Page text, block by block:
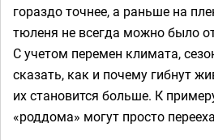
гораздо точнее, а раньше на
тюленя не всегда можно было
С учетом перемен климата,
сказать, как и почему гибнут
их становится больше. К
«роддома» могут просто